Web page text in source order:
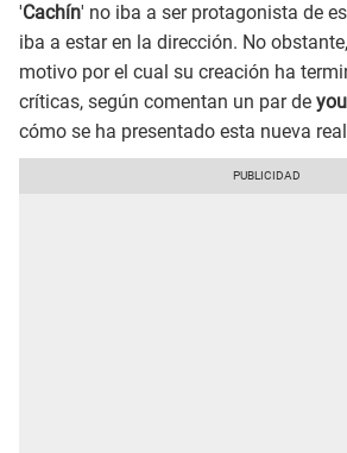
'Cachín' no iba a ser protagonista de
iba a estar en la dirección. No
motivo por el cual su creación ha
críticas, según comentan un par de
cómo se ha presentado esta nueva